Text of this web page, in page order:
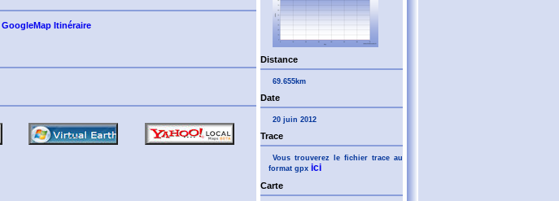
GoogleMap Itinéraire
Distance
69.655km
Date
20 juin 2012
Trace
Vous trouverez le fichier trace au
format gpx ici
Carte